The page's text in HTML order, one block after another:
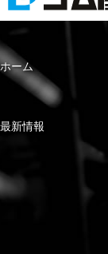
ホーム
最新情報